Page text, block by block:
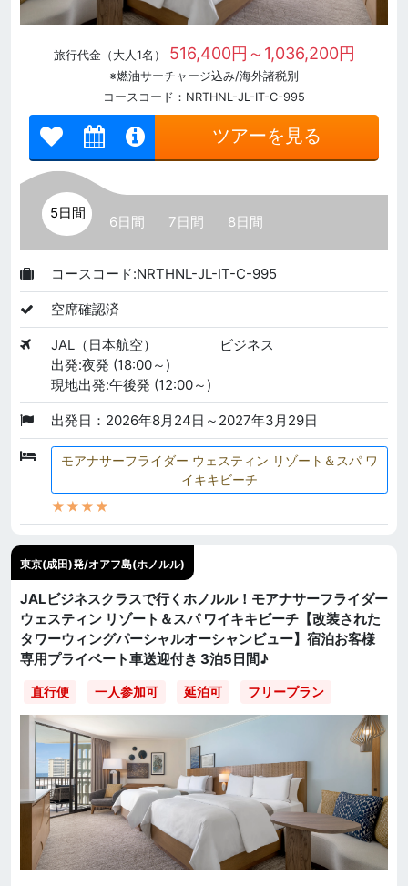
旅行代金（大人1名） 516,400円～1,036,200円
※燃油サーチャージ込み/海外諸税別
コースコード：NRTHNL-JL-IT-C-995
ツアーを見る
5日間
6日間 7日間 8日間
コースコード:NRTHNL-JL-IT-C-995
空席確認済
JAL（日本航空）
ビジネス
出発:夜発 (18:00～)
現地出発:午後発 (12:00～)
出発日：2026年8月24日～2027年3月29日
モアナサーフライダー ウェスティン リゾート＆スパ ワ
イキキビーチ
★★★★
東京(成田)発/オアフ島(ホノルル)
JALビジネスクラスで行くホノルル！モアナサーフライダー
ウェスティン リゾート＆スパ ワイキキビーチ【改装された
タワーウィングパーシャルオーシャンビュー】宿泊お客様
専用プライベート車送迎付き 3泊5日間♪
直行便 一人参加可 延泊可 フリープラン